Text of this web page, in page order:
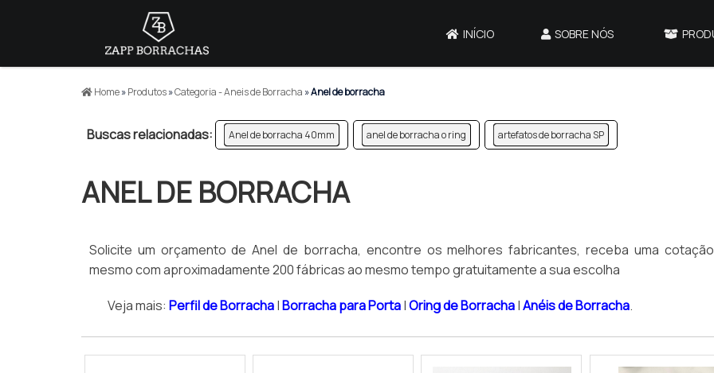
INÍCIO SOBRE NÓS
Home»Produtos»Categoria - Aneis de Borracha »Anel de borracha
Buscas relacionadas: Anel de borracha 40mm anel de borracha o ring artefatos de borracha SP
ANEL DE BORRACHA
Solicite um orçamento de Anel de borracha, encontre os melhores fabricantes, receba uma
mesmo com aproximadamente 200 fábricas ao mesmo tempo gratuitamente a sua escolha
Veja mais: Perfil de Borracha|Borracha para Porta|Oring de Borracha|Anéis de Borracha.